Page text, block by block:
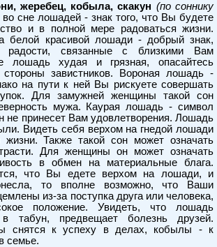
жеребец, кобыла, скакун (по соннику
сне лошадей - знак того, что Вы будете
и в полной мере радоваться жизни.
белой красивой лошади - добрый знак,
радости, связанные с близкими Вам
худая и грязная, опасайтесь
стороны завистников. Вороная лошадь -
на пути к ней Вы рискуете совершать
Для замужней женщины такой сон
мужа. Каурая лошадь - символ
не принесет Вам удовлетворения. Лошадь
Видеть себя верхом на гнедой лошади
Также такой сон может означать
Для женщины он может означать
в обмен на материальные блага.
что Вы едете верхом на лошади, и
то вполне возможно, что Ваши
из-за поступка друга или человека,
положение. Увидеть, что лошадь
табун, предвещает болезнь друзей.
снятся к успеху в делах, кобылы - к
семье.